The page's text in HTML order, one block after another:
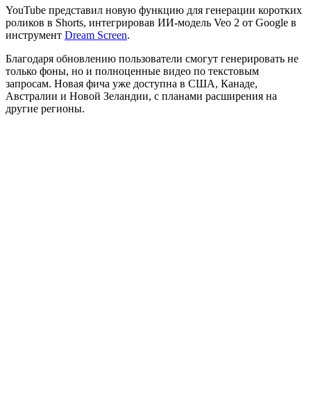
YouTube представил новую функцию для генерации коротких
роликов в Shorts, интегрировав ИИ-модель Veo 2 от Google в
инструмент Dream Screen.
Благодаря обновлению пользователи смогут генерировать не
только фоны, но и полноценные видео по текстовым
запросам. Новая фича уже доступна в США, Канаде,
Австралии и Новой Зеландии, с планами расширения на
другие регионы.